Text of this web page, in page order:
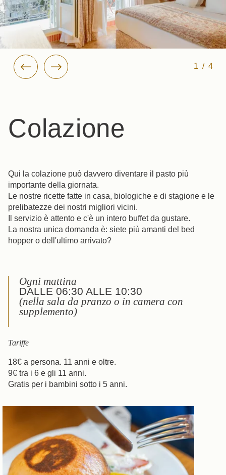
1/4
Colazione
Qui la colazione può davvero diventare il pasto più
importante della giornata.
Le nostre ricette fatte in casa, biologiche e di stagione e le
prelibatezze dei nostri migliori vicini.
Il servizio è attento e c'è un intero buffet da gustare.
La nostra unica domanda è: siete più amanti del bed
hopper o dell'ultimo arrivato?
Ogni mattina
DALLE 06:30 ALLE 10:30
(nella sala da pranzo o in camera con
supplemento)
Tariffe
18€ a persona. 11 anni e oltre.
9€ tra i 6 e gli 11 anni.
Gratis per i bambini sotto i 5 anni.